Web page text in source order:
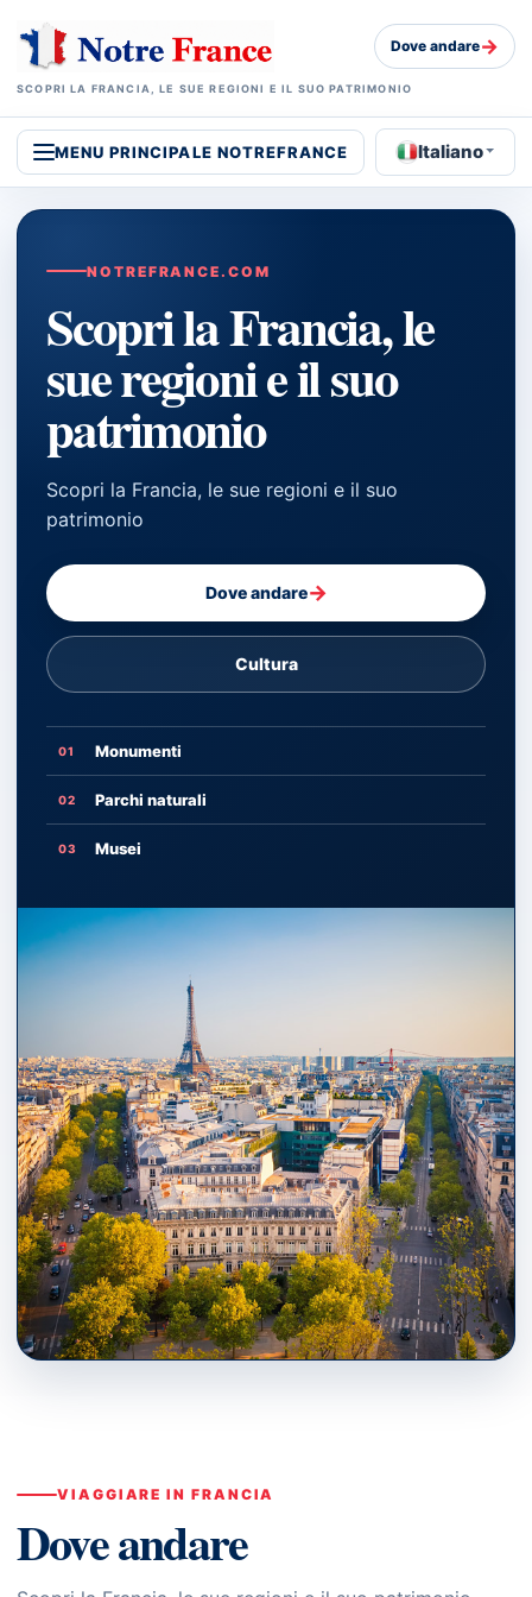
SCOPRI LA FRANCIA, LE SUE REGIONI E IL SUO PATRIMONIO
Dove andare→
MENU PRINCIPALE NOTREFRANCE Italiano
NOTREFRANCE.COM
Scopri la Francia, le
sue regioni e il suo
patrimonio
Scopri la Francia, le sue regioni e il suo
patrimonio
Dove andare→
Cultura
01 Monumenti
02 Parchi naturali
03 Musei
VIAGGIARE IN FRANCIA
Dove andare